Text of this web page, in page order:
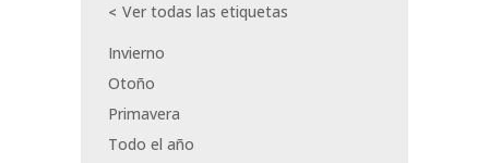
Ver todas las etiquetas
Invierno
Otoño
Primavera
Todo el año